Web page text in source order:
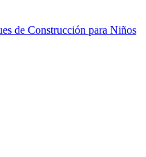
de Construcción para Niños